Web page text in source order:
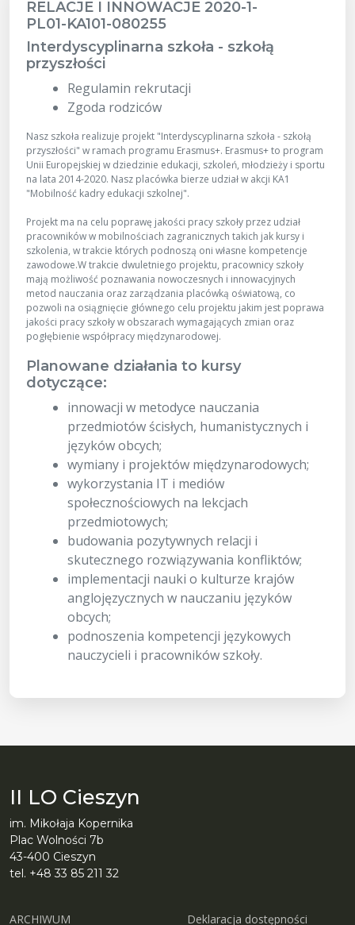
RELACJE I INNOWACJE 2020-1-
PL01-KA101-080255
Interdyscyplinarna szkoła - szkołą
przyszłości
Regulamin rekrutacji
Zgoda rodziców
Nasz szkoła realizuje projekt "Interdyscyplinarna szkoła - szkołą
przyszłości" w ramach programu Erasmus+. Erasmus+ to program
Unii Europejskiej w dziedzinie edukacji, szkoleń, młodzieży i sportu
na lata 2014-2020. Nasz placówka bierze udział w akcji KA1
"Mobilność kadry edukacji szkolnej".
Projekt ma na celu poprawę jakości pracy szkoły przez udział
pracowników w mobilnościach zagranicznych takich jak kursy i
szkolenia, w trakcie których podnoszą oni własne kompetencje
zawodowe.W trakcie dwuletniego projektu, pracownicy szkoły
mają możliwość poznawania nowoczesnych i innowacyjnych
metod nauczania oraz zarządzania placówką oświatową, co
pozwoli na osiągnięcie głównego celu projektu jakim jest poprawa
jakości pracy szkoły w obszarach wymagających zmian oraz
pogłębienie współpracy międzynarodowej.
Planowane działania to kursy
dotyczące:
innowacji w metodyce nauczania
przedmiotów ścisłych, humanistycznych i
języków obcych;
wymiany i projektów międzynarodowych;
wykorzystania IT i mediów
społecznościowych na lekcjach
przedmiotowych;
budowania pozytywnych relacji i
skutecznego rozwiązywania konfliktów;
implementacji nauki o kulturze krajów
anglojęzycznych w nauczaniu języków
obcych;
podnoszenia kompetencji językowych
nauczycieli i pracowników szkoły.
II LO Cieszyn
im. Mikołaja Kopernika
Plac Wolności 7b
43-400 Cieszyn
tel. +48 33 85 211 32
ARCHIWUM Deklaracja dostępności